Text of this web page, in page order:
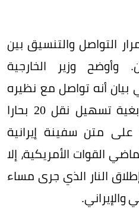
التواصل والتنسيق بين
وأوضح وزير الخارجية
أنه تواصل مع نظيره
الإيراني عباس عراقجي بغية تسهيل نقل 20 بحارا
على متن سفينة إيرانية
القوات الأمريكية، إلا
النار الذي جرى مساء
والإيراني.